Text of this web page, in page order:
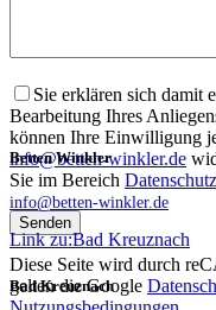
Sie erklären sich damit
Bearbeitung Ihres
können Ihre Einwilligung
info@betten-winkler.de
Sie im Bereich Datenschutz
Diese Seite wird durch
gelten die Google
Betten Winkler
info@betten-winkler.de
Link zu:Bad Kreuznach
Bad Kreuznach